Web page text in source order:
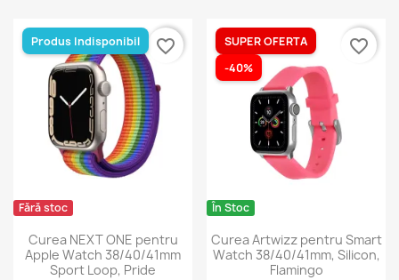
Fără stoc
Curea NEXT ONE pentru
Apple Watch 38/40/41mm
Sport Loop, Pride
Produs Indisponibil favorite_border
În Stoc
Curea Artwizz pentru Smart
Watch 38/40/41mm, Silicon,
Flamingo
SUPER OFERTA
-40%
favorite_border